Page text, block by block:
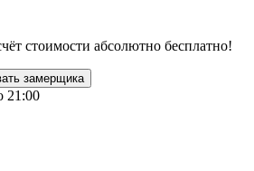
стоимости абсолютно бесплатно!
замерщика
21:00